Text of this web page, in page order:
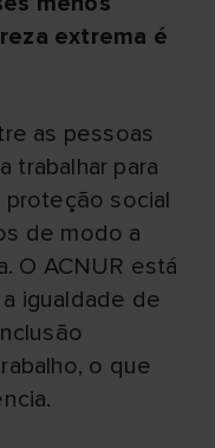
extrema é
as pessoas
trabalhar para
social
de modo a
O ACNUR está
igualdade de
o que